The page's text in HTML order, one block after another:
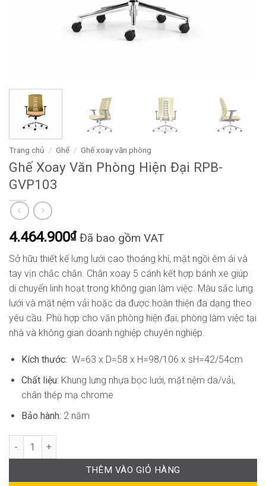
Trang chủ / Ghế / Ghế xoay văn phòng
Ghế Xoay Văn Phòng Hiện Đại RPB-
GVP103
4.464.900₫ Đã bao gồm VAT
Sở hữu thiết kế lưng lưới cao thoáng khí, mặt ngồi êm ái và
tay vịn chắc chắn. Chân xoay 5 cánh kết hợp bánh xe giúp
di chuyển linh hoạt trong không gian làm việc. Màu sắc lưng
lưới và mặt nệm vải hoặc da được hoàn thiện đa dạng theo
yêu cầu. Phù hợp cho văn phòng hiện đại, phòng làm việc tại
nhà và không gian doanh nghiệp chuyên nghiệp.
Kích thước: W=63 x D=58 x H=98/106 x sH=42/54cm
Chất liệu: Khung lưng nhựa bọc lưới, mặt nệm da/vải,
chân thép mạ chrome
Bảo hành: 2 năm
Ghế Xoay Văn Phòng Hiện Đại RPB-GVP103 số lượng
THÊM VÀO GIỎ HÀNG